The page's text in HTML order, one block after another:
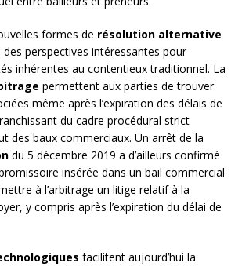
formes de résolution alternative
perspectives intéressantes pour
inhérentes au contentieux traditionnel. La
permettent aux parties de trouver
même après l’expiration des délais de
du cadre procédural strict
des baux commerciaux. Un arrêt de la
du 5 décembre 2019 a d’ailleurs confirmé
insérée dans un bail commercial
à l’arbitrage un litige relatif à la
y compris après l’expiration du délai de
facilitent aujourd’hui la